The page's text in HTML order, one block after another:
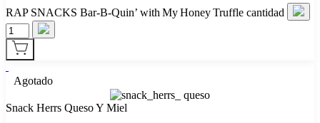
RAP SNACKS Bar‑B‑Quin’ with My Honey Truffle cantidad
Agotado
Snack Herrs Queso Y Miel